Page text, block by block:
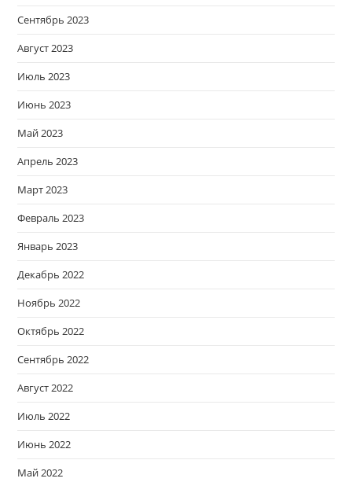
Сентябрь 2023
Август 2023
Июль 2023
Июнь 2023
Май 2023
Апрель 2023
Март 2023
Февраль 2023
Январь 2023
Декабрь 2022
Ноябрь 2022
Октябрь 2022
Сентябрь 2022
Август 2022
Июль 2022
Июнь 2022
Май 2022